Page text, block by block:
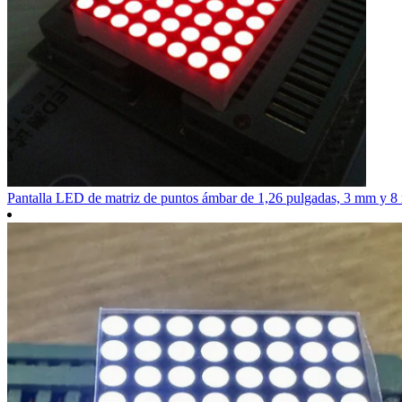
Pantalla LED de matriz de puntos ámbar de 1,26 pulgadas, 3 mm y 8